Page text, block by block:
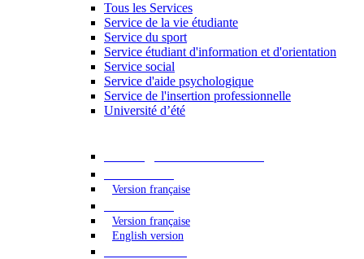
Tous les Services
Service de la vie étudiante
Service du sport
Service étudiant d'information et d'orientation
Service social
Service d'aide psychologique
Service de l'insertion professionnelle
Université d’été
Version française
Version française
English version